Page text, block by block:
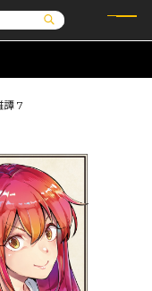
ノベル
f
合わせはこちら
譚 7